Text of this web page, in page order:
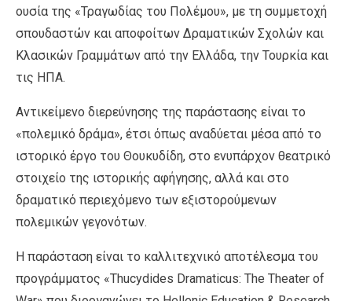
ουσία της «Τραγωδίας του Πολέμου», με τη συμμετοχή
σπουδαστών και αποφοίτων Δραματικών Σχολών και
Κλασικών Γραμμάτων από την Ελλάδα, την Τουρκία και
τις ΗΠΑ.
Αντικείμενο διερεύνησης της παράστασης είναι το
«πολεμικό δράμα», έτσι όπως αναδύεται μέσα από το
ιστορικό έργο του Θουκυδίδη, στο ενυπάρχον θεατρικό
στοιχείο της ιστορικής αφήγησης, αλλά και στο
δραματικό περιεχόμενο των εξιστορούμενων
πολεμικών γεγονότων.
Η παράσταση είναι το καλλιτεχνικό αποτέλεσμα του
προγράμματος «Thucydides Dramaticus: The Theater of